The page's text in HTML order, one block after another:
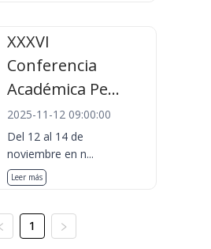
XXXVI
Conferencia
Académica Pe...
2025-11-12 09:00:00
Del 12 al 14 de
noviembre en n...
Leer más
1